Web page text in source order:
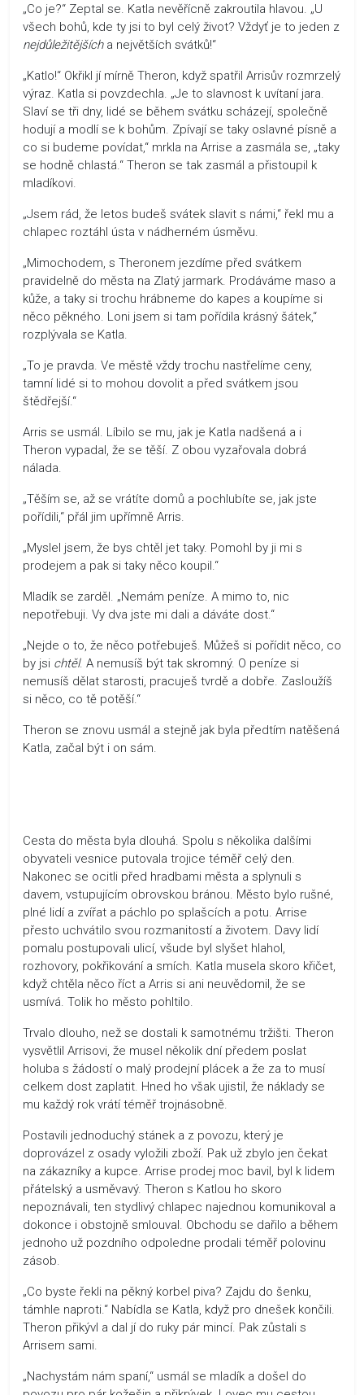
„Co je?“ Zeptal se. Katla nevěřícně zakroutila hlavou. „U
všech bohů, kde ty jsi to byl celý život? Vždyť je to jeden z
nejdůležitějšícha největších svátků!“
„Katlo!“ Okřikl jí mírně Theron, když spatřil Arrisův rozmrzelý
výraz. Katla si povzdechla. „Je to slavnost k uvítaní jara.
Slaví se tři dny, lidé se během svátku scházejí, společně
hodují a modlí se k bohům. Zpívají se taky oslavné písně a
co si budeme povídat,“ mrkla na Arrise a zasmála se, „taky
se hodně chlastá.“ Theron se tak zasmál a přistoupil k
mladíkovi.
„Jsem rád, že letos budeš svátek slavit s námi,“ řekl mu a
chlapec roztáhl ústa v nádherném úsměvu.
„Mimochodem, s Theronem jezdíme před svátkem
pravidelně do města na Zlatý jarmark. Prodáváme maso a
kůže, a taky si trochu hrábneme do kapes a koupíme si
něco pěkného. Loni jsem si tam pořídila krásný šátek,“
rozplývala se Katla.
„To je pravda. Ve městě vždy trochu nastřelíme ceny,
tamní lidé si to mohou dovolit a před svátkem jsou
štědřejší.“
Arris se usmál. Líbilo se mu, jak je Katla nadšená a i
Theron vypadal, že se těší. Z obou vyzařovala dobrá
nálada.
„Těším se, až se vrátíte domů a pochlubíte se, jak jste
pořídili,“ přál jim upřímně Arris.
„Myslel jsem, že bys chtěl jet taky. Pomohl by ji mi s
prodejem a pak si taky něco koupil.“
Mladík se zarděl. „Nemám peníze. A mimo to, nic
nepotřebuji. Vy dva jste mi dali a dáváte dost.“
„Nejde o to, že něco potřebuješ. Můžeš si pořídit něco, co
by jsi chtěl. A nemusíš být tak skromný. O peníze si
nemusíš dělat starosti, pracuješ tvrdě a dobře. Zasloužíš
si něco, co tě potěší.“
Theron se znovu usmál a stejně jak byla předtím natěšená
Katla, začal být i on sám.
Cesta do města byla dlouhá. Spolu s několika dalšími
obyvateli vesnice putovala trojice téměř celý den.
Nakonec se ocitli před hradbami města a splynuli s
davem, vstupujícím obrovskou bránou. Město bylo rušné,
plné lidí a zvířat a páchlo po splašcích a potu. Arrise
přesto uchvátilo svou rozmanitostí a životem. Davy lidí
pomalu postupovali ulicí, všude byl slyšet hlahol,
rozhovory, pokřikování a smích. Katla musela skoro křičet,
když chtěla něco říct a Arris si ani neuvědomil, že se
usmívá. Tolik ho město pohltilo.
Trvalo dlouho, než se dostali k samotnému tržišti. Theron
vysvětlil Arrisovi, že musel několik dní předem poslat
holuba s žádostí o malý prodejní plácek a že za to musí
celkem dost zaplatit. Hned ho však ujistil, že náklady se
mu každý rok vrátí téměř trojnásobně.
Postavili jednoduchý stánek a z povozu, který je
doprovázel z osady vyložili zboží. Pak už zbylo jen čekat
na zákazníky a kupce. Arrise prodej moc bavil, byl k lidem
přátelský a usměvavý. Theron s Katlou ho skoro
nepoznávali, ten stydlivý chlapec najednou komunikoval a
dokonce i obstojně smlouval. Obchodu se dařilo a během
jednoho už pozdního odpoledne prodali téměř polovinu
zásob.
„Co byste řekli na pěkný korbel piva? Zajdu do šenku,
támhle naproti.“ Nabídla se Katla, když pro dnešek končili.
Theron přikývl a dal jí do ruky pár mincí. Pak zůstali s
Arrisem sami.
„Nachystám nám spaní,“ usmál se mladík a došel do